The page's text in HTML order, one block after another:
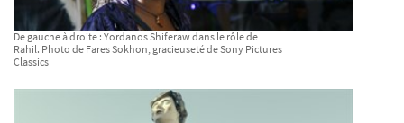
De gauche à droite : Yordanos Shiferaw dans le rôle de
Rahil. Photo de Fares Sokhon, gracieuseté de Sony Pictures
Classics